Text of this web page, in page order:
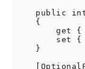
public
    {
get {
set {
    }